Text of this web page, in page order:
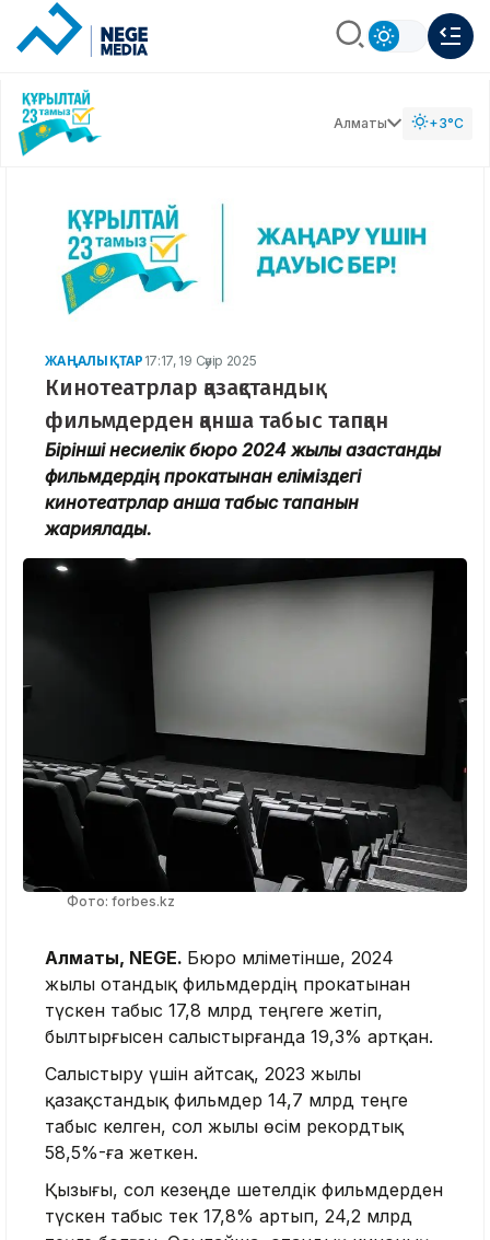
Алматы +3°C
ЖАҢАЛЫҚТАР 17:17, 19 Сәуір 2025
Кинотеатрлар қазақстандық
фильмдерден қанша табыс тапқан
Бірінші несиелік бюро 2024 жылы қазақстандық
фильмдердің прокатынан еліміздегі
кинотеатрлар қанша табыс тапқанын
жариялады.
Фото: forbes.kz
Алматы, NEGE. Бюро мәліметінше, 2024
жылы отандық фильмдердің прокатынан
түскен табыс 17,8 млрд теңгеге жетіп,
былтырғысен салыстырғанда 19,3% артқан.
Салыстыру үшін айтсақ, 2023 жылы
қазақстандық фильмдер 14,7 млрд теңге
табыс әкелген, сол жылы өсім рекордтық
58,5%-ға жеткен.
Қызығы, сол кезеңде шетелдік фильмдерден
түскен табыс тек 17,8% артып, 24,2 млрд